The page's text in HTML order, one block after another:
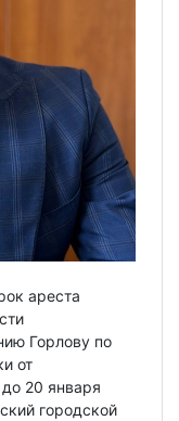
ареста
Горлову по
от
20 января
городской